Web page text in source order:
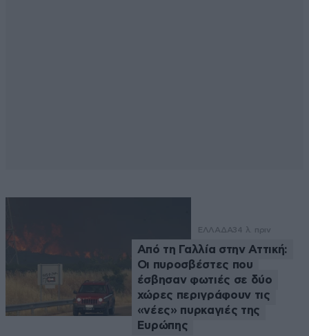
ΕΛΛΑΔΑ34 λ. πριν
Από τη Γαλλία στην Αττική:
Οι πυροσβέστες που
έσβησαν φωτιές σε δύο
χώρες περιγράφουν τις
«νέες» πυρκαγιές της
Ευρώπης